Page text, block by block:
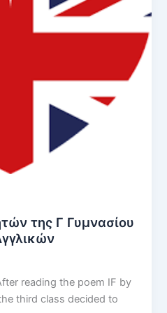
της Γ Γυμνασίου
reading the poem IF by
third class decided to